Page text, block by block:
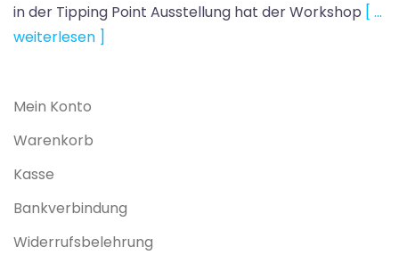
in der Tipping Point Ausstellung hat der Workshop [ …
weiterlesen ]
Mein Konto
Warenkorb
Kasse
Bankverbindung
Widerrufsbelehrung